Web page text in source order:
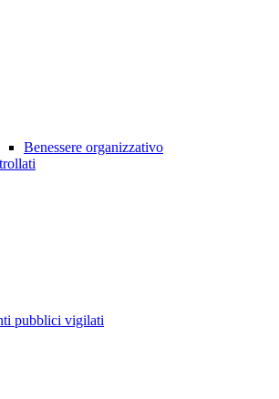
Benessere organizzativo
pubblici vigilati